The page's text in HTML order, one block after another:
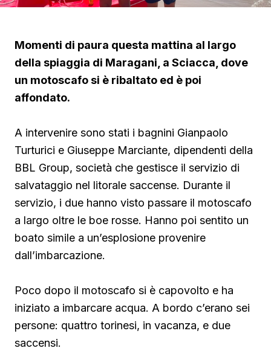
Momenti di paura questa mattina al largo
della spiaggia di Maragani, a Sciacca, dove
un motoscafo si è ribaltato ed è poi
affondato.
A intervenire sono stati i bagnini Gianpaolo
Turturici e Giuseppe Marciante, dipendenti della
BBL Group, società che gestisce il servizio di
salvataggio nel litorale saccense. Durante il
servizio, i due hanno visto passare il motoscafo
a largo oltre le boe rosse. Hanno poi sentito un
boato simile a un’esplosione provenire
dall’imbarcazione.
Poco dopo il motoscafo si è capovolto e ha
iniziato a imbarcare acqua. A bordo c’erano sei
persone: quattro torinesi, in vacanza, e due
saccensi.